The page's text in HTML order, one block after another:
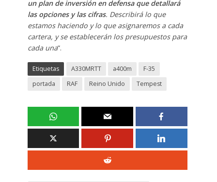
un plan de inversión en defensa que detallará
las opciones y las cifras. Describirá lo que
estamos haciendo y lo que asignaremos a cada
cartera, y se establecerán los presupuestos para
cada una”.
Etiquetas A330MRTT a400m
F-35
portada
RAF Reino Unido Tempest